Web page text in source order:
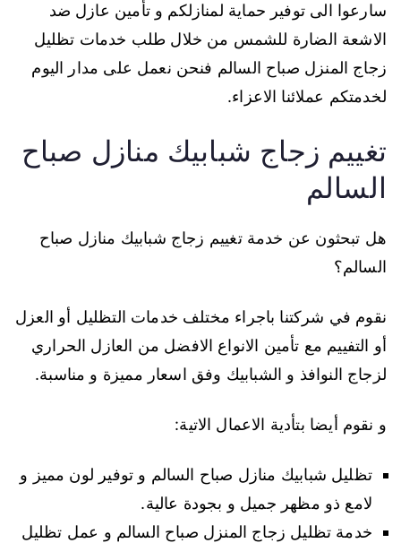
سارعوا الى توفير حماية لمنازلكم و تأمين عازل ضد
الاشعة الضارة للشمس من خلال طلب خدمات تظليل
زجاج المنزل صباح السالم فنحن نعمل على مدار اليوم
لخدمتكم عملائنا الاعزاء.
تغييم زجاج شبابيك منازل صباح
السالم
هل تبحثون عن خدمة تغييم زجاج شبابيك منازل صباح
السالم؟
نقوم في شركتنا باجراء مختلف خدمات التظليل أو العزل
أو التفييم مع تأمين الانواع الافضل من العازل الحراري
لزجاج النوافذ و الشبابيك وفق اسعار مميزة و مناسبة.
و نقوم أيضا بتأدية الاعمال الاتية:
تظليل شبابيك منازل صباح السالم و توفير لون مميز و
لامع ذو مظهر جميل و بجودة عالية.
خدمة تظليل زجاج المنزل صباح السالم و عمل تظليل